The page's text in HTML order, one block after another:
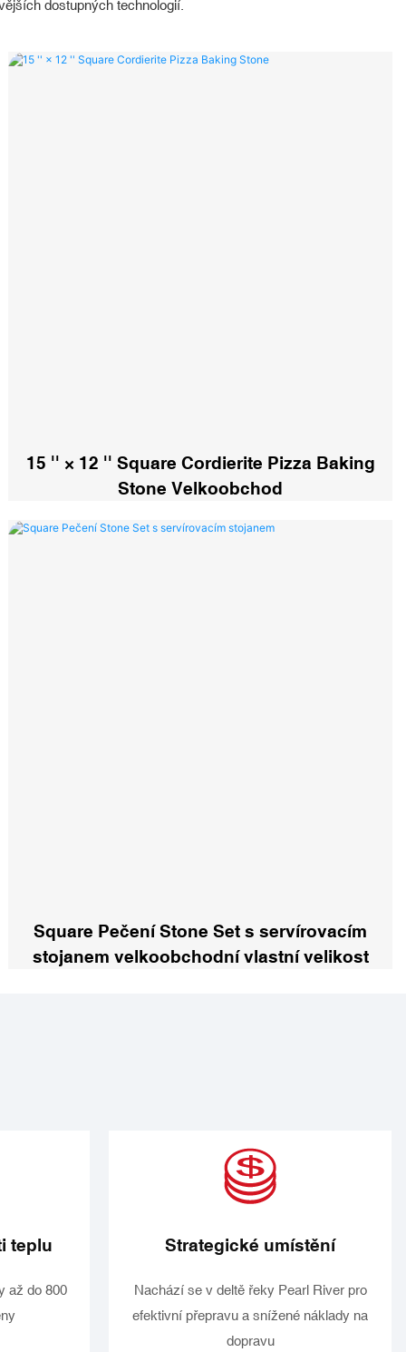
dostupných technologií.
15 '' × 12 '' Square Cordierite Pizza Baking
Stone Velkoobchod
Square Pečení Stone Set s servírovacím
stojanem velkoobchodní vlastní velikost
teplu
až do 800
Strategické umístění
Nachází se v deltě řeky Pearl River pro
efektivní přepravu a snížené náklady na
dopravu